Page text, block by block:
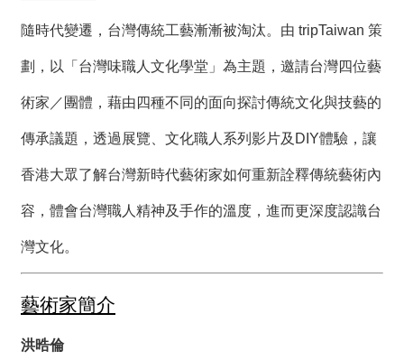
連
結
加
光
之
友
聯
我
站
隨時代變遷，台灣傳統工藝漸漸被淘汰。由 tripTaiwan 策
劃，以「台灣味職人文化學堂」為主題，邀請台灣四位藝
術家／團體，藉由四種不同的面向探討傳統文化與技藝的
傳承議題，透過展覽、文化職人系列影片及DIY體驗，讓
香港大眾了解台灣新時代藝術家如何重新詮釋傳統藝術內
容，體會台灣職人精神及手作的溫度，進而更深度認識台
灣文化。
藝術家簡介
洪晧倫